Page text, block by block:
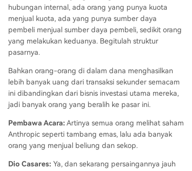
hubungan internal, ada orang yang punya kuota
menjual kuota, ada yang punya sumber daya
pembeli menjual sumber daya pembeli, sedikit orang
yang melakukan keduanya. Begitulah struktur
pasarnya.
Bahkan orang-orang di dalam dana menghasilkan
lebih banyak uang dari transaksi sekunder semacam
ini dibandingkan dari bisnis investasi utama mereka,
jadi banyak orang yang beralih ke pasar ini.
Pembawa Acara: Artinya semua orang melihat saham
Anthropic seperti tambang emas, lalu ada banyak
orang yang menjual beliung dan sekop.
Dio Casares: Ya, dan sekarang persaingannya jauh